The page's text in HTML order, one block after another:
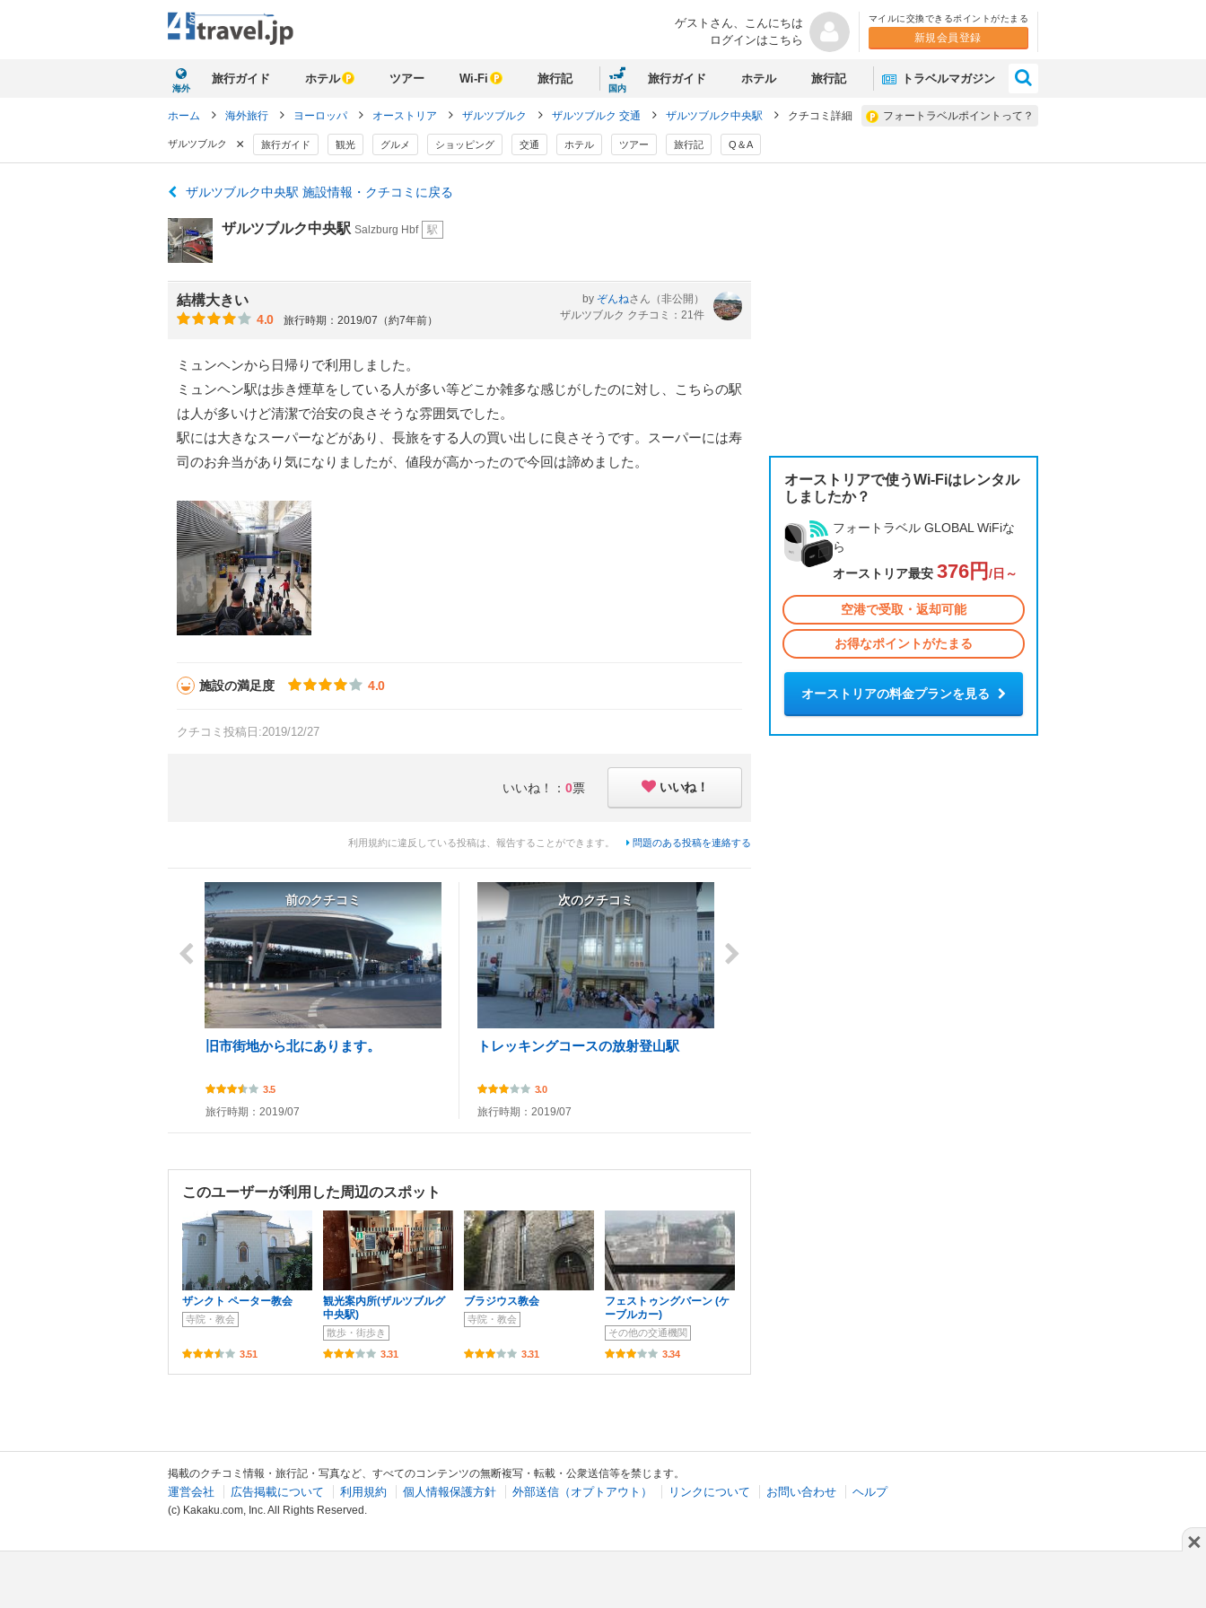
ゲストさん、 こんにちは
ログインはこちら
マイルに交換できるポイントがたまる
新規会員登録
海外
旅行ガイド ホテル ツアー Wi-Fi 旅行記
国内
旅行ガイド ホテル 旅行記 トラベルマガジン
フォートラベルポイントって？
ホーム 海外旅行 ヨーロッパ オーストリア ザルツブルク ザルツブルク 交通 ザルツブルク中央駅 クチコミ詳細
ザルツブルク × 旅行ガイド 観光 グルメ ショッピング 交通 ホテル ツアー 旅行記 Q＆A
ザルツブルク中央駅 施設情報・クチコミに戻る
ザルツブルク中央駅 Salzburg Hbf 駅
結構大きい
4.0 旅行時期：2019/07（約7年前）
by ぞんねさん （非公開）
ザルツブルク クチコミ：21件
ミュンヘンから日帰りで利用しました。
ミュンヘン駅は歩き煙草をしている人が多い等どこか雑多な感じがしたのに対し、こちらの駅
は人が多いけど清潔で治安の良さそうな雰囲気でした。
駅には大きなスーパーなどがあり、長旅をする人の買い出しに良さそうです。スーパーには寿
司のお弁当があり気になりましたが、値段が高かったので今回は諦めました。
施設の満足度 4.0
クチコミ投稿日:2019/12/27
いいね！： 0票 いいね！
利用規約に違反している投稿は、報告することができます。 問題のある投稿を連絡する
前のクチコミ
旧市街地から北にあります。
3.5
旅行時期：2019/07
次のクチコミ
トレッキングコースの放射登山駅
3.0
旅行時期：2019/07
このユーザーが利用した周辺のスポット
ザンクト ペーター教会
寺院・教会
3.51
観光案内所(ザルツブルグ
中央駅)
散歩・街歩き
3.31
ブラジウス教会
寺院・教会
3.31
フェストゥングバーン (ケ
ーブルカー)
その他の交通機関
3.34
オーストリアで使うWi-Fiはレンタル
しましたか？
フォートラベル GLOBAL WiFiな
ら
オーストリア最安 376円 /日～
空港で受取・返却可能
お得なポイントがたまる
オーストリアの料金プランを見る
×
掲載のクチコミ情報・旅行記・写真など、すべてのコンテンツの無断複写・転載・公衆送信等を禁じます。
運営会社 広告掲載について 利用規約 個人情報保護方針 外部送信（オプトアウト） リンクについて お問い合わせ ヘルプ
(c) Kakaku.com, Inc. All Rights Reserved.